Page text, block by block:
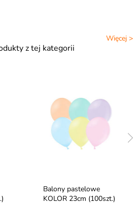
Więcej >
z tej kategorii
Balony pastelowe
KOLOR 23cm (100szt.)